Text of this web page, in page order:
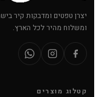
יצרן טפטים ומדבקות קיר
ומשלוח מהיר לכל הארץ.
קטלוג מוצרים